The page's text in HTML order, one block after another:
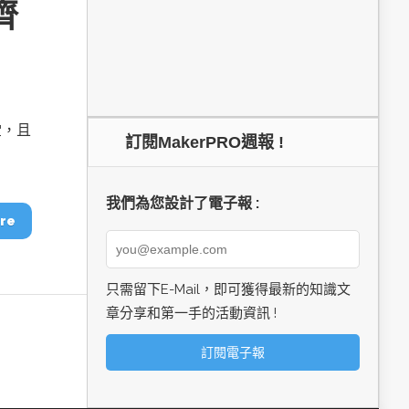
且
訂閱MakerPRO週報 !
我們為您設計了電子報 :
只需留下E-Mail，即可獲得最新的知識文
章分享和第一手的活動資訊 !